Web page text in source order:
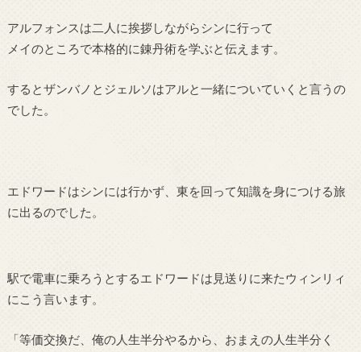
アルフォンスは二人に挨拶しながらシンに行って
メイのところで本格的に錬丹術を学ぶと伝えます。
するとザンバノとジェルソはアルと一緒についていくと言うの
でした。
エドワードはシンには行かず、東を回って知識を身につける旅
に出るのでした。
駅で電車に乗ろうとするエドワードは見送りに来たウィンリィ
にこう言います。
「等価交換だ、俺の人生半分やるから、おまえの人生半分く